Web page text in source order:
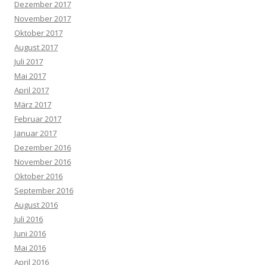
Dezember 2017
November 2017
Oktober 2017
August 2017
Juli 2017
Mai 2017
April 2017
März 2017
Februar 2017
Januar 2017
Dezember 2016
November 2016
Oktober 2016
September 2016
August 2016
Juli 2016
Juni 2016
Mai 2016
April 2016